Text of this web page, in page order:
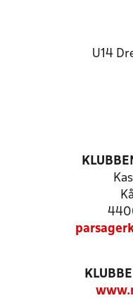
U14